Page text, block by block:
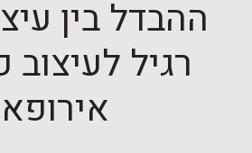
ההבדל בין
רגיל לעיצוב